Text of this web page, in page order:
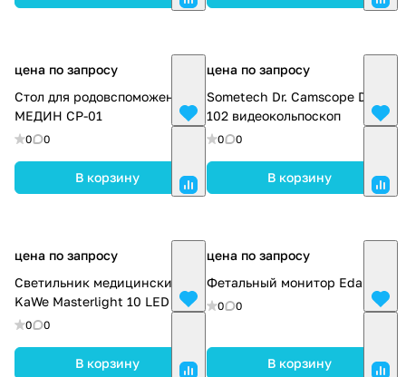
цена по запросу
Стол для родовспоможения
МЕДИН СР-01
0 0
В корзину
цена по запросу
Sometech Dr. Camscope DCS-
102 видеокольпоскоп
0 0
В корзину
цена по запросу
Светильник медицинский
KaWe Masterlight 10 LED
0 0
В корзину
цена по запросу
Фетальный монитор Edan F9
0 0
В корзину